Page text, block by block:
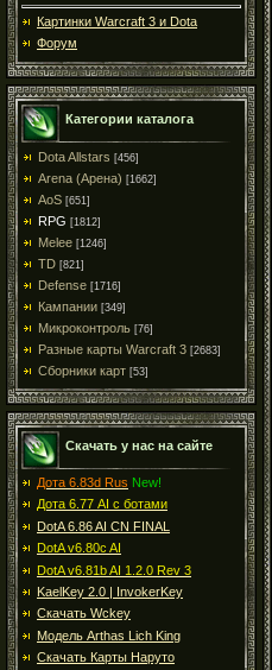
Картинки Warcraft 3 и Dota
Форум
Категории каталога
Dota Allstars [456]
Arena (Арена) [1662]
AoS [651]
RPG [1812]
Melee [1246]
TD [821]
Defense [1716]
Кампании [349]
Микроконтроль [76]
Разные карты Warcraft 3 [2683]
Сборники карт [53]
Скачать у нас на сайте
Дота 6.83d Rus New!
Дота 6.77 AI с ботами
DotA 6.86 AI CN FINAL
DotA v6.80c AI
DotA v6.81b AI 1.2.0 Rev 3
KaelKey 2.0 | InvokerKey
Скачать Wckey
Модель Arthas Lich King
Скачать Карты Наруто